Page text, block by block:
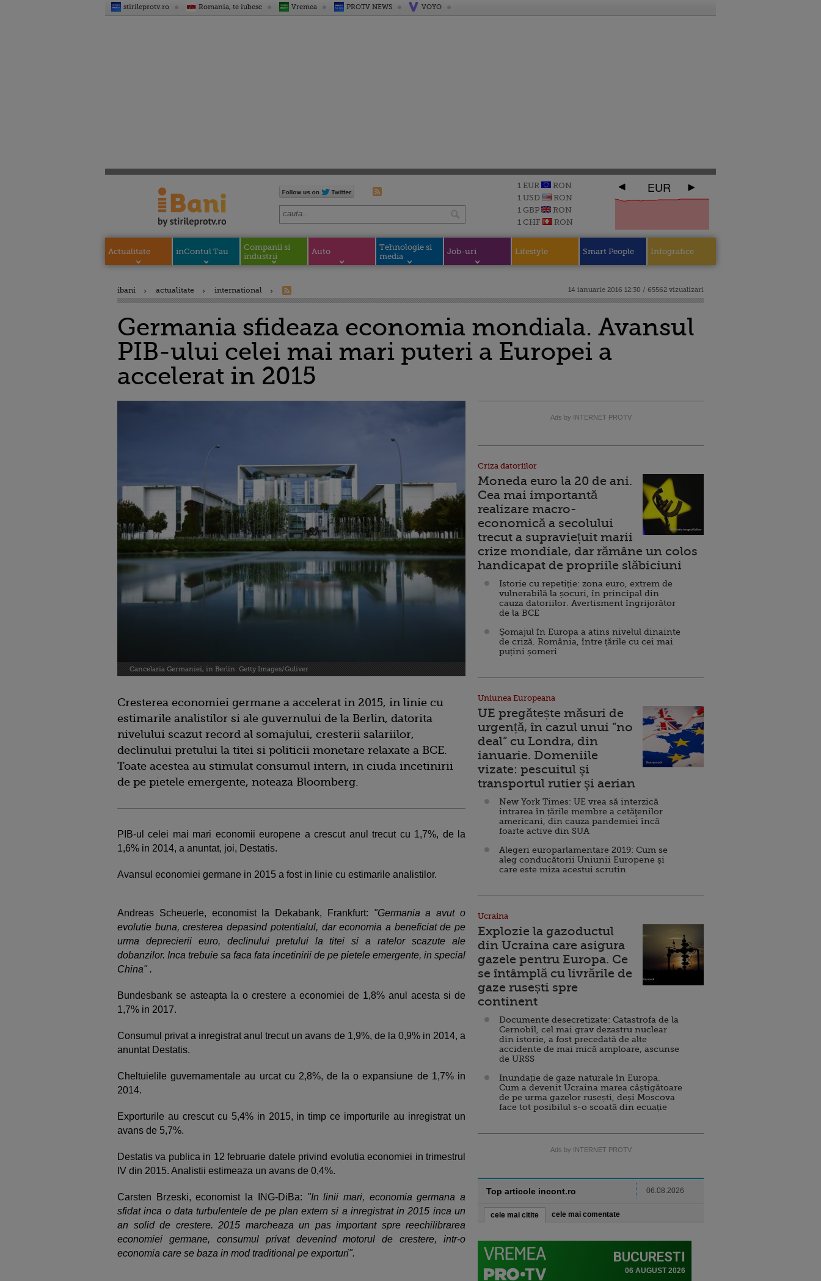
stirileprotv.ro Romania, te iubesc Vremea PROTV NEWS VOYO
1 EUR
RON
1 USD
RON
1 GBP
RON
1 CHF
RON
EUR
Actualitate inContul Tau
Companii si
industrii
Auto
Tehnologie si
media
Job-uri Lifestyle Smart People Infografice
ibani actualitate international 14 ianuarie 2016 12:30 / 65562 vizualizari
Germania sfideaza economia mondiala. Avansul
PIB-ului celei mai mari puteri a Europei a
accelerat in 2015
Cancelaria Germaniei, in Berlin. Getty Images/Guliver
Cresterea economiei germane a accelerat in 2015, in linie cu
estimarile analistilor si ale guvernului de la Berlin, datorita
nivelului scazut record al somajului, cresterii salariilor,
declinului pretului la titei si politicii monetare relaxate a BCE.
Toate acestea au stimulat consumul intern, in ciuda incetinirii
de pe pietele emergente, noteaza Bloomberg.
PIB-ul celei mai mari economii europene a crescut anul trecut cu 1,7%, de la
1,6% in 2014, a anuntat, joi, Destatis.
Avansul economiei germane in 2015 a fost in linie cu estimarile analistilor.
Andreas Scheuerle, economist la Dekabank, Frankfurt: "Germania a avut o
evolutie buna, cresterea depasind potentialul, dar economia a beneficiat de pe
urma deprecierii euro, declinului pretului la titei si a ratelor scazute ale
dobanzilor. Inca trebuie sa faca fata incetinirii de pe pietele emergente, in special
China" .
Bundesbank se asteapta la o crestere a economiei de 1,8% anul acesta si de
1,7% in 2017.
Consumul privat a inregistrat anul trecut un avans de 1,9%, de la 0,9% in 2014, a
anuntat Destatis.
Cheltuielile guvernamentale au urcat cu 2,8%, de la o expansiune de 1,7% in
2014.
Exporturile au crescut cu 5,4% in 2015, in timp ce importurile au inregistrat un
avans de 5,7%.
Destatis va publica in 12 februarie datele privind evolutia economiei in trimestrul
IV din 2015. Analistii estimeaza un avans de 0,4%.
Carsten Brzeski, economist la ING-DiBa: "In linii mari, economia germana a
sfidat inca o data turbulentele de pe plan extern si a inregistrat in 2015 inca un
an solid de crestere. 2015 marcheaza un pas important spre reechilibrarea
economiei germane, consumul privat devenind motorul de crestere, intr-o
economia care se baza in mod traditional pe exporturi".
Ads by INTERNET PROTV
Criza datoriilor
Moneda euro la 20 de ani.
Cea mai importantă
realizare macro-
economică a secolului
trecut a supraviețuit marii
crize mondiale, dar rămâne un colos
handicapat de propriile slăbiciuni
Istorie cu repetiție: zona euro, extrem de
vulnerabilă la șocuri, în principal din
cauza datoriilor. Avertisment îngrijorător
de la BCE
Șomajul în Europa a atins nivelul dinainte
de criză. România, între țările cu cei mai
puțini șomeri
Uniunea Europeana
UE pregătește măsuri de
urgență, în cazul unui ”no
deal” cu Londra, din
ianuarie. Domeniile
vizate: pescuitul şi
transportul rutier şi aerian
New York Times: UE vrea să interzică
intrarea în țările membre a cetăţenilor
americani, din cauza pandemiei încă
foarte active din SUA
Alegeri europarlamentare 2019: Cum se
aleg conducătorii Uniunii Europene și
care este miza acestui scrutin
Ucraina
Explozie la gazoductul
din Ucraina care asigura
gazele pentru Europa. Ce
se întâmplă cu livrările de
gaze rusești spre
continent
Documente desecretizate: Catastrofa de la
Cernobîl, cel mai grav dezastru nuclear
din istorie, a fost precedată de alte
accidente de mai mică amploare, ascunse
de URSS
Inundație de gaze naturale în Europa.
Cum a devenit Ucraina marea câștigătoare
de pe urma gazelor rusești, deși Moscova
face tot posibilul s-o scoată din ecuație
Ads by INTERNET PROTV
Top articole incont.ro 06.08.2026
cele mai citite cele mai comentate